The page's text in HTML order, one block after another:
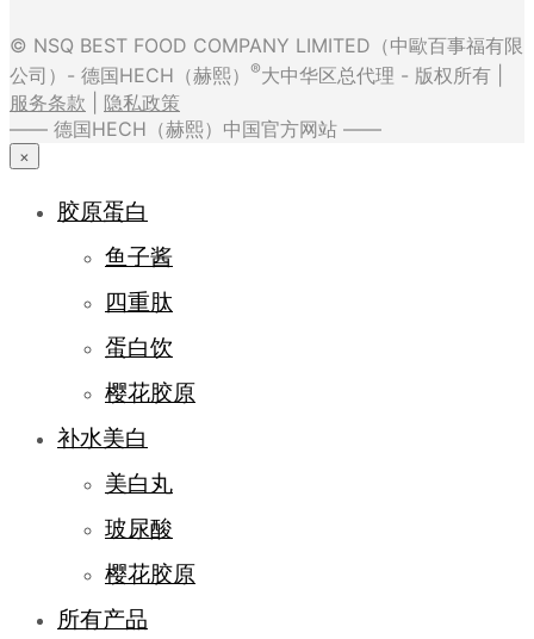
© NSQ BEST FOOD COMPANY LIMITED（中歐百事福有限
公司）- 德国HECH（赫熙）
®大中华区总代理 - 版权所有 |
服务条款
隐私政策
—— 德国HECH（赫熙）中国官方网站 ——
×
胶原蛋白
鱼子酱
四重肽
蛋白饮
樱花胶原
补水美白
美白丸
玻尿酸
樱花胶原
所有产品